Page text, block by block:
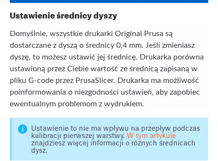
Ustawienie średnicy dyszy
Domyślnie, wszystkie drukarki Original Prusa są
dostarczane z dyszą o średnicy 0,4 mm. Jeśli zmieniasz
dyszę, to możesz ustawić jej średnicę. Drukarka porówna
ustawioną przez Ciebie wartość ze średnicą zapisaną w
pliku G-code przez PrusaSlicer. Drukarka ma możliwość
poinformowania o niezgodności ustawień, aby zapobiec
ewentualnym problemom z wydrukiem.
Ustawienie to nie ma wpływu na przepływ podczas
kalibracji pierwszej warstwy. W tym artykule
znajdziesz więcej informacji o różnych średnicach
dysz.